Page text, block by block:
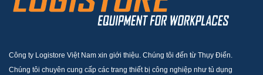
Công ty Logistore Việt Nam xin giới thiệu. Chúng tôi đến từ Thụy Điển.
Chúng tôi chuyên cung cấp các trang thiết bị công nghiệp như tủ dụng